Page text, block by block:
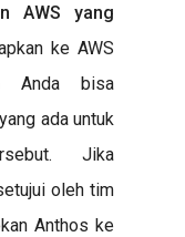
AWS yang
ke AWS
Anda bisa
ada untuk
Jika
oleh tim
Anthos ke